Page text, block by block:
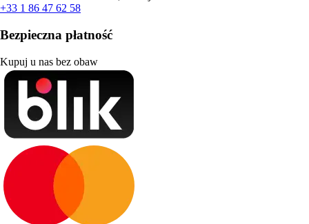
+33 1 86 47 62 58
Bezpieczna płatność
Kupuj u nas bez obaw